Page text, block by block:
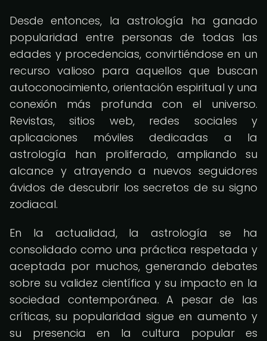
Desde entonces, la astrología ha ganado
popularidad entre personas de todas las
edades y procedencias, convirtiéndose en un
recurso valioso para aquellos que buscan
autoconocimiento, orientación espiritual y una
conexión más profunda con el universo.
Revistas, sitios web, redes sociales y
aplicaciones móviles dedicadas a la
astrología han proliferado, ampliando su
alcance y atrayendo a nuevos seguidores
ávidos de descubrir los secretos de su signo
zodiacal.
En la actualidad, la astrología se ha
consolidado como una práctica respetada y
aceptada por muchos, generando debates
sobre su validez científica y su impacto en la
sociedad contemporánea. A pesar de las
críticas, su popularidad sigue en aumento y
su presencia en la cultura popular es